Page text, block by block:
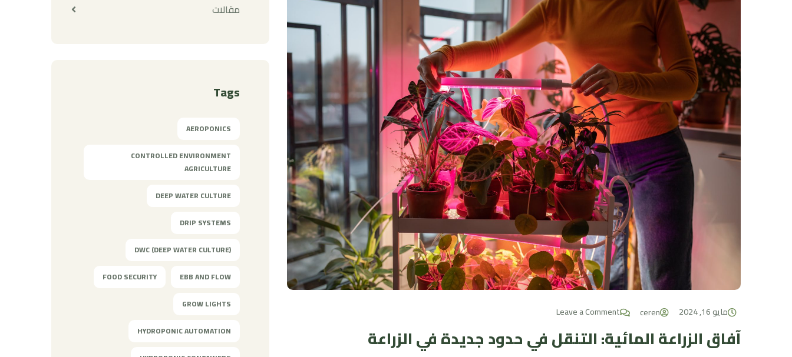
مايو 16, 2024 ceren
Leave a Comment
آفاق الزراعة المائية: التنقل في حدود جديدة في الزراعة
مقالات
Tags
AEROPONICS
CONTROLLED ENVIRONMENT
AGRICULTURE
DEEP WATER CULTURE
DRIP SYSTEMS
DWC (DEEP WATER CULTURE)
EBB AND FLOW
FOOD SECURITY
GROW LIGHTS
HYDROPONIC AUTOMATION